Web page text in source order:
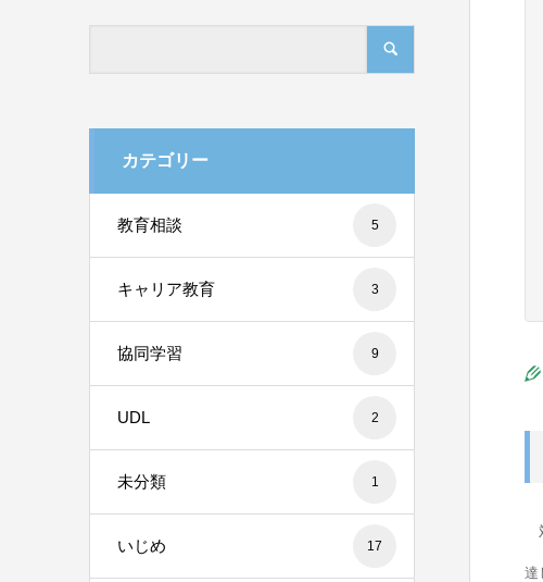
達
カテゴリー
教育相談 5
キャリア教育 3
協同学習 9
UDL 2
未分類 1
いじめ 17